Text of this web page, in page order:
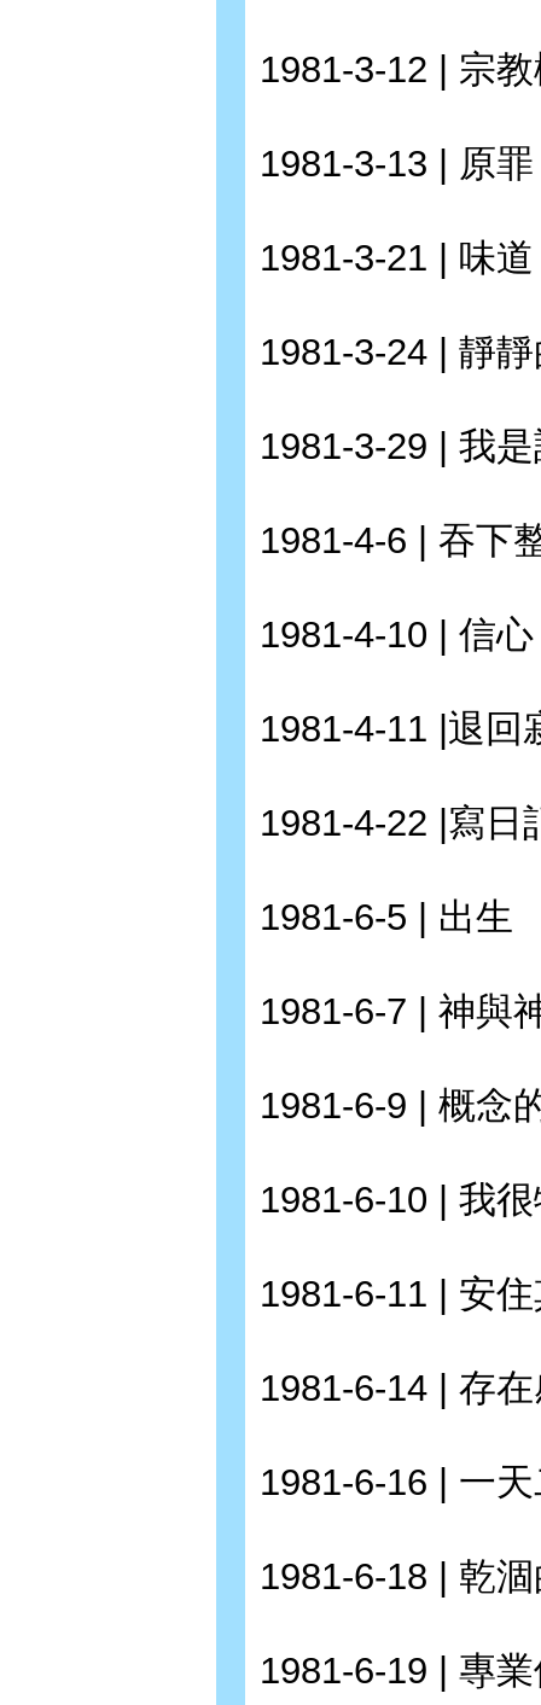
1981-3-12 | 宗
1981-3-13 | 原罪
1981-3-21 | 味道
1981-3-24 | 靜
1981-3-29 | 我
1981-4-6 | 吞下
1981-4-10 | 信心
1981-4-11 |退回
1981-4-22 |寫日
1981-6-5 | 出生
1981-6-7 | 神與
1981-6-9 | 概念
1981-6-10 | 我
1981-6-11 | 安
1981-6-14 | 存
1981-6-16 | 一
1981-6-18 | 乾
1981-6-19 | 專